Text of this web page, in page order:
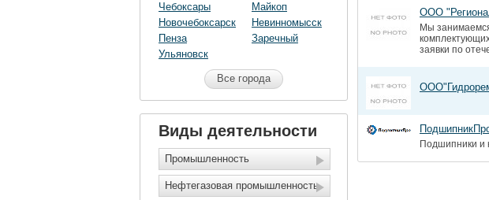
Чебоксары
Новочебоксарск
Пенза
Ульяновск
Майкоп
Невинномысск
Заречный
Все города
Виды деятельности
Промышленность
Нефтегазовая промышленность
ООО
Мы
заявки по
Подшипники и